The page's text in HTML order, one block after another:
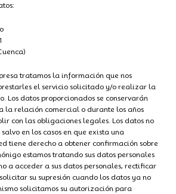
tratamos la información que nos
el servicio solicitado y/o realizar la
Los datos proporcionados se conservarán
la relación comercial o durante los años
con las obligaciones legales. Los datos no
en los casos en que exista una
tiene derecho a obtener confirmación sobre
estamos tratando sus datos personales
a acceder a sus datos personales, rectificar
su supresión cuando los datos ya no
solicitamos su autorización para